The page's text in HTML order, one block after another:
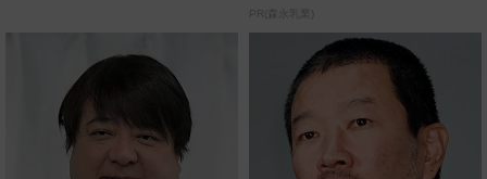
PR(森永乳業)